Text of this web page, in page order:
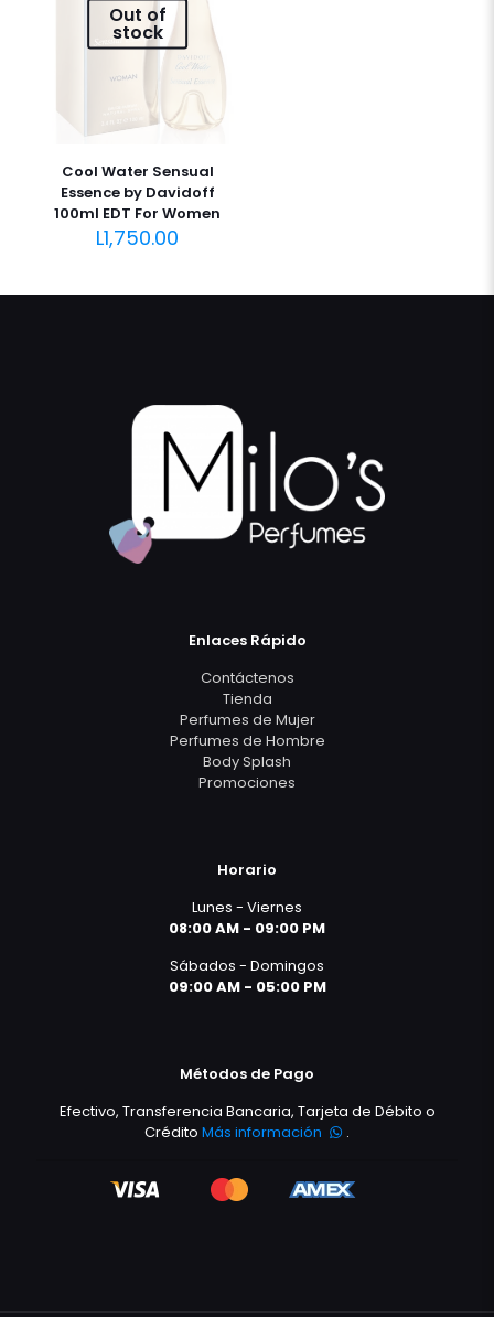
Out of
stock
Cool Water Sensual
Essence by Davidoff
100ml EDT For Women
L1,750.00
Enlaces Rápido
Contáctenos
Tienda
Perfumes de Mujer
Perfumes de Hombre
Body Splash
Promociones
Horario
Lunes - Viernes
08:00 AM - 09:00 PM
Sábados - Domingos
09:00 AM - 05:00 PM
Métodos de Pago
Efectivo, Transferencia Bancaria, Tarjeta de Débito o
CréditoMás información .